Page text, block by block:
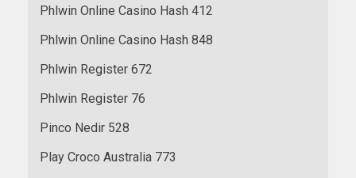
Phlwin Online Casino Hash 412
Phlwin Online Casino Hash 848
Phlwin Register 672
Phlwin Register 76
Pinco Nedir 528
Play Croco Australia 773